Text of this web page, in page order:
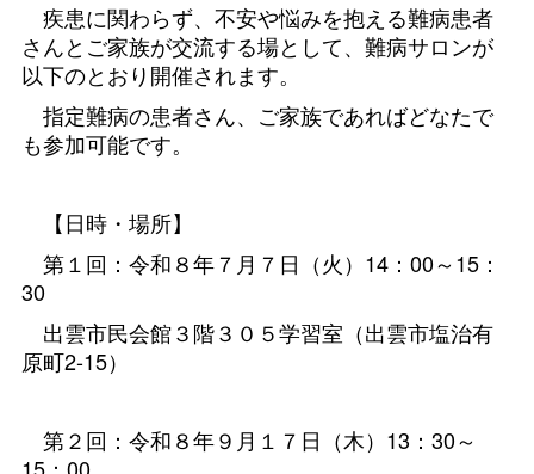
疾患に関わらず、不安や悩みを抱える難病患者
さんとご家族が交流する場として、難病サロンが
以下のとおり開催されます。
指定難病の患者さん、ご家族であればどなたで
も参加可能です。
【日時・場所】
第１回：令和８年７月７日（火）14：00～15：
30
出雲市民会館３階３０５学習室（出雲市塩治有
原町2-15）
第２回：令和８年９月１７日（木）13：30～